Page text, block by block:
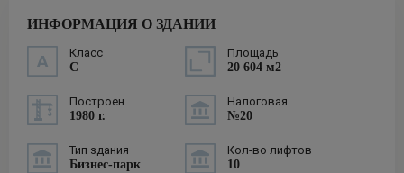
ИНФОРМАЦИЯ О ЗДАНИИ
Класс
C
Площадь
20 604 м2
Построен
1980 г.
Налоговая
№20
Тип здания
Бизнес-парк
Кол-во лифтов
10